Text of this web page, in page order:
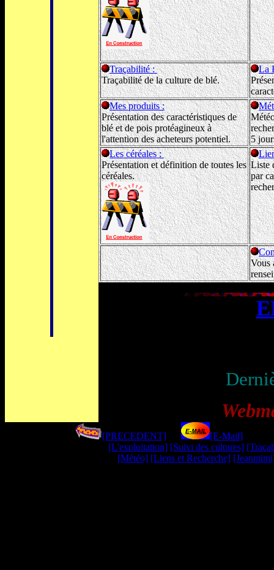
Traçabilité :
Traçabilité de la culture de blé.
La
Mes produits :
Présentation des caractéristiques de
blé et de pois protéagineux à
l'attention des acheteurs potentiel.
5
Les céréales :
Présentation et définition de toutes les
céréales.
Liste
par
Vous
[PRECEDENT] [E-Mail]
[L'exploitation] [Suivi des cultures]
[Météo] [Liens et Recherche]